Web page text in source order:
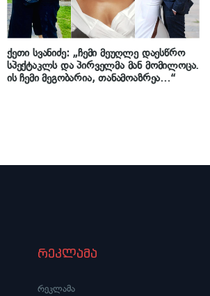
ქეთი სვანიძე: „ჩემი მეუღლე დაესწრო
სპექტაკლს და პირველმა მან მომილოცა.
ის ჩემი მეგობარია, თანამოაზრეა…“
რეკლამა
რეკლამა